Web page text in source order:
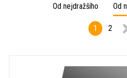
Od nejdražšího Od
1 2